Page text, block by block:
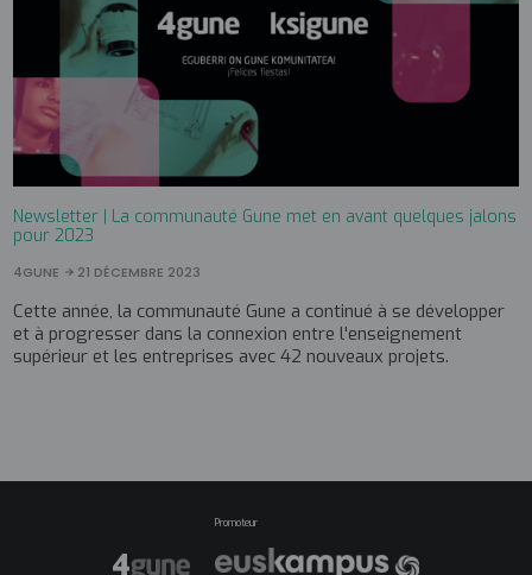
Newsletter | La communauté Gune met en avant quelques jalons
pour 2023
4GUNE 21 DÉCEMBRE 2023
Cette année, la communauté Gune a continué à se développer
et à progresser dans la connexion entre l'enseignement
supérieur et les entreprises avec 42 nouveaux projets.
Promoteur